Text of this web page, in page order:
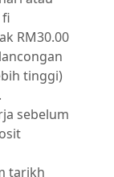
RM30.00
tinggi)
sebelum
tarikh